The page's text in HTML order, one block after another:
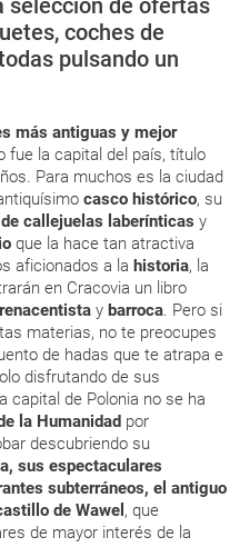
coches de
pulsando un
más antiguas y mejor
fue la capital del país, título
Para muchos es la ciudad
casco histórico, su
callejuelas laberínticas y
que la hace tan atractiva
aficionados a la historia, la
en Cracovia un libro
renacentista y barroca . Pero si
materias, no te preocupes
de hadas que te atrapa e
disfrutando de sus
capital de Polonia no se ha
la Humanidad por
descubriendo su
sus espectaculares
subterráneos, el antiguo
de Wawel , que
de mayor interés de la
de
de los
Polacos
La iglesia de
Santa María
(Gdansk)
una compañía low cost, debido
de la tarjeta de embarque
para que no te carguen un
de un paquete
enviaremos la documentación
de salida, la cual deberás
en el mostrador de la compañía
el día de la salida.
¿Puedo anular o
¿Qué gastos puede
del viaje?
pasaporte para ir
que estar en el